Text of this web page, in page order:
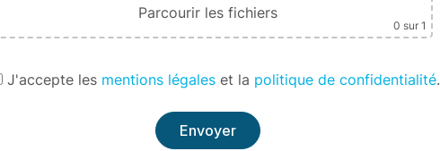
Parcourir les fichiers
0 sur 1
J'accepte les mentions légaleset la politique de confidentialité.